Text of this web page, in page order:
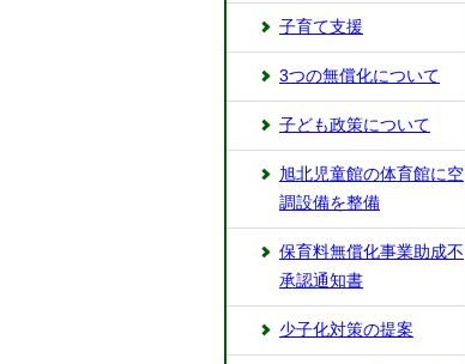
子育て支援
3つの無償化について
子ども政策について
旭北児童館の体育館に空
調設備を整備
保育料無償化事業助成不
承認通知書
少子化対策の提案